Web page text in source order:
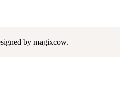
by magixcow.